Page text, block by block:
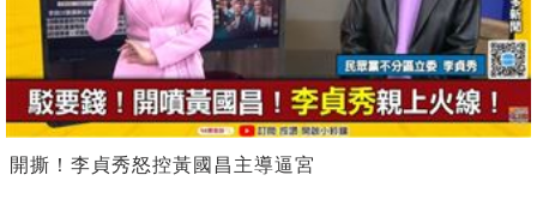
開撕！李貞秀怒控黃國昌主導逼宮